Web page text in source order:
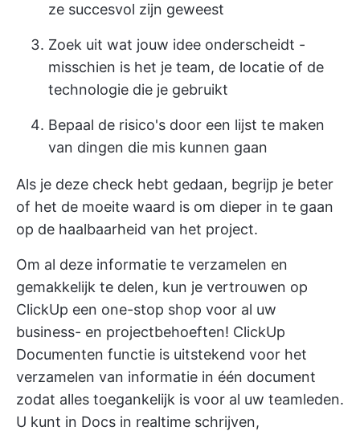
ze succesvol zijn geweest
Zoek uit wat jouw idee onderscheidt -
misschien is het je team, de locatie of de
technologie die je gebruikt
Bepaal de risico's door een lijst te maken
van dingen die mis kunnen gaan
Als je deze check hebt gedaan, begrijp je beter
of het de moeite waard is om dieper in te gaan
op de haalbaarheid van het project.
Om al deze informatie te verzamelen en
gemakkelijk te delen, kun je vertrouwen op
ClickUp een one-stop shop voor al uw
business- en projectbehoeften! ClickUp
Documenten functie is uitstekend voor het
verzamelen van informatie in één document
zodat alles toegankelijk is voor al uw teamleden.
U kunt in Docs in realtime schrijven,